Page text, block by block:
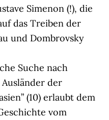
Simenon (!), die
das Treiben der
und Dombrovsky
Suche nach
der
(10) erlaubt dem
vom